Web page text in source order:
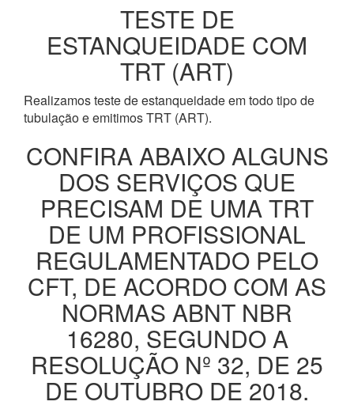
TESTE DE
ESTANQUEIDADE COM
TRT (ART)
Realizamos teste de estanqueidade em todo tipo de
tubulação e emitimos TRT (ART).
CONFIRA ABAIXO ALGUNS
DOS SERVIÇOS QUE
PRECISAM DE UMA TRT
DE UM PROFISSIONAL
REGULAMENTADO PELO
CFT, DE ACORDO COM AS
NORMAS ABNT NBR
16280, SEGUNDO A
RESOLUÇÃO Nº 32, DE 25
DE OUTUBRO DE 2018.